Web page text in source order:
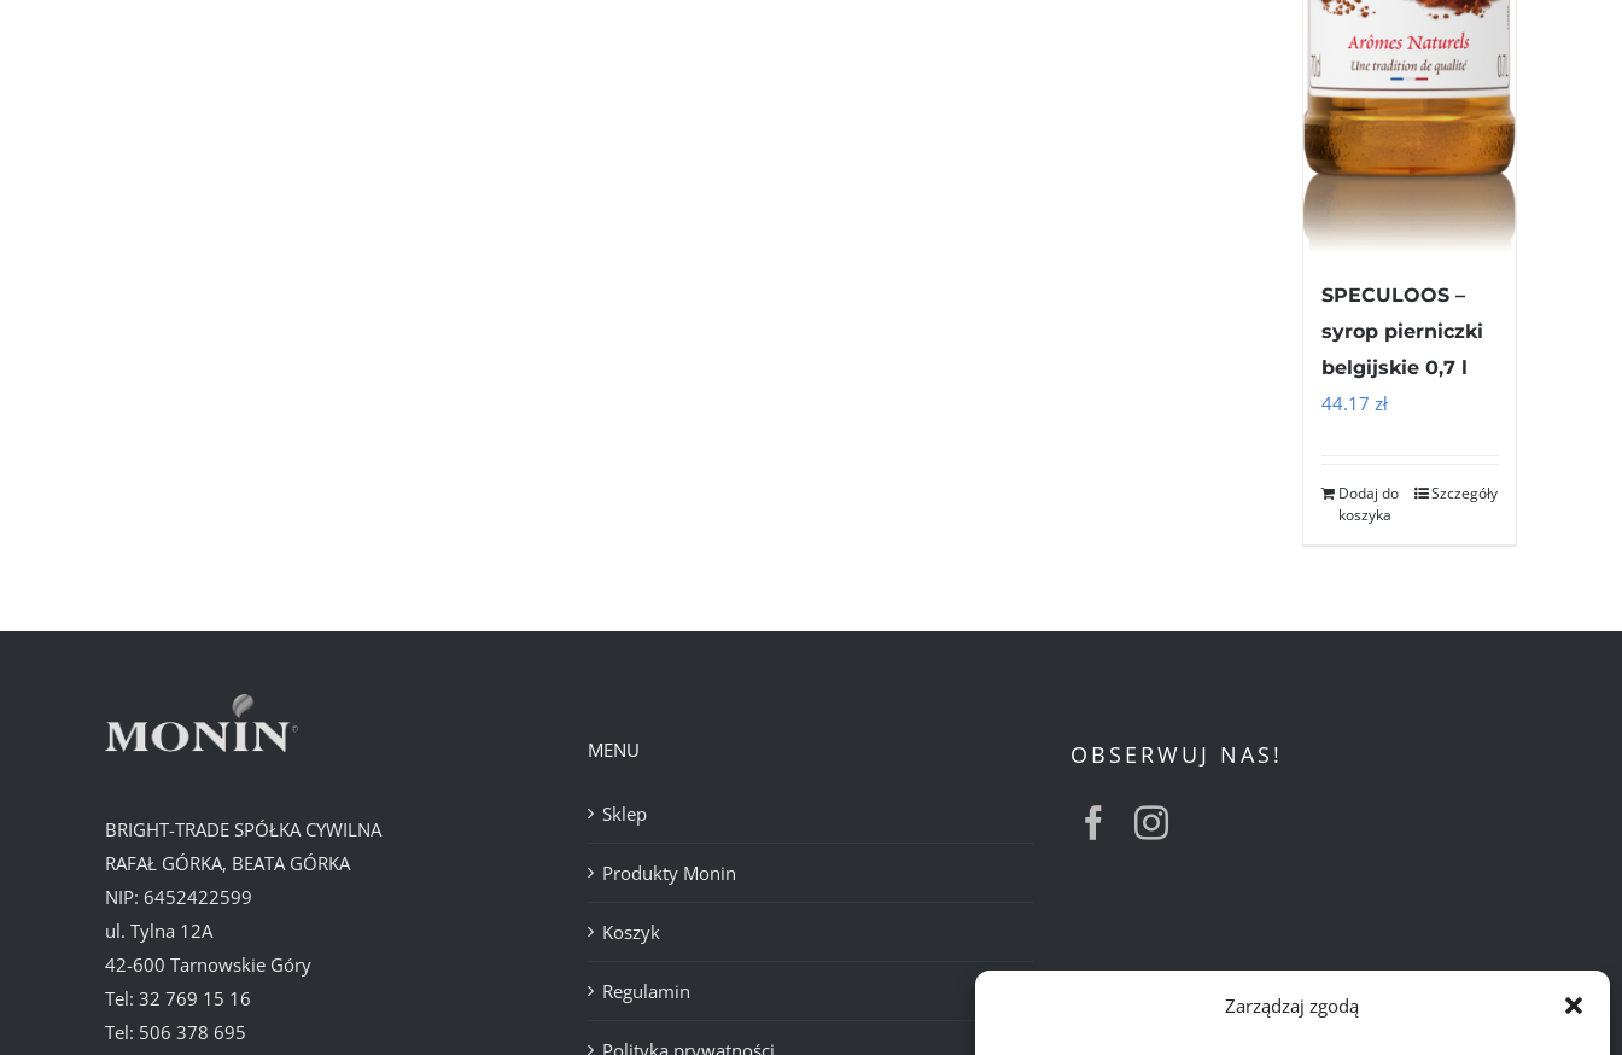
Zarządzaj zgodą
SPECULOOS –
syrop pierniczki
belgijskie 0,7 l
44.17 zł
Dodaj do
koszyka
Szczegóły
BRIGHT-TRADE SPÓŁKA CYWILNA
RAFAŁ GÓRKA, BEATA GÓRKA
NIP: 6452422599
ul. Tylna 12A
42-600 Tarnowskie Góry
Tel: 32 769 15 16
Tel: 506 378 695
MENU
Sklep
Produkty Monin
Koszyk
Regulamin
OBSERWUJ NAS!